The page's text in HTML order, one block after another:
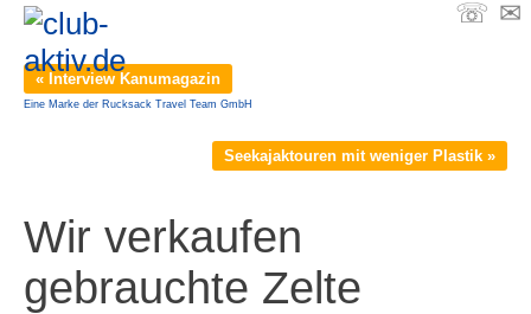
Eine Marke der Rucksack Travel Team GmbH
☏ ✉
« Interview Kanumagazin
Seekajaktouren mit weniger Plastik »
Wir verkaufen
gebrauchte Zelte